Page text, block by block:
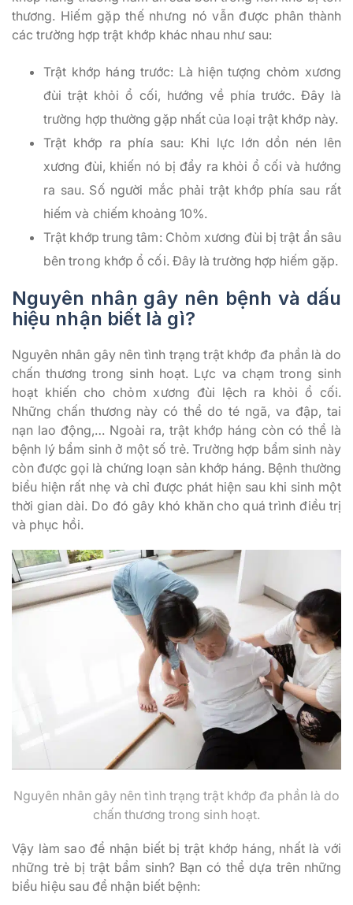
thương. Hiếm gặp thế nhưng nó vẫn được phân thành
các trường hợp trật khớp khác nhau như sau:
Trật khớp háng trước: Là hiện tượng chỏm xương
đùi trật khỏi ổ cối, hướng về phía trước. Đây là
trường hợp thường gặp nhất của loại trật khớp này.
Trật khớp ra phía sau: Khi lực lớn dồn nén lên
xương đùi, khiến nó bị đẩy ra khỏi ổ cối và hướng
ra sau. Số người mắc phải trật khớp phía sau rất
hiếm và chiếm khoảng 10%.
Trật khớp trung tâm: Chỏm xương đùi bị trật ẩn sâu
bên trong khớp ổ cối. Đây là trường hợp hiếm gặp.
Nguyên nhân gây nên bệnh và dấu
hiệu nhận biết là gì?
Nguyên nhân gây nên tình trạng trật khớp đa phần là do
chấn thương trong sinh hoạt. Lực va chạm trong sinh
hoạt khiến cho chỏm xương đùi lệch ra khỏi ổ cối.
Những chấn thương này có thể do té ngã, va đập, tai
nạn lao động,… Ngoài ra, trật khớp háng còn có thể là
bệnh lý bẩm sinh ở một số trẻ. Trường hợp bẩm sinh này
còn được gọi là chứng loạn sản khớp háng. Bệnh thường
biểu hiện rất nhẹ và chỉ được phát hiện sau khi sinh một
thời gian dài. Do đó gây khó khăn cho quá trình điều trị
và phục hồi.
Nguyên nhân gây nên tình trạng trật khớp đa phần là do
chấn thương trong sinh hoạt.
Vậy làm sao để nhận biết bị trật khớp háng, nhất là với
những trẻ bị trật bẩm sinh? Bạn có thể dựa trên những
biểu hiệu sau để nhận biết bệnh: